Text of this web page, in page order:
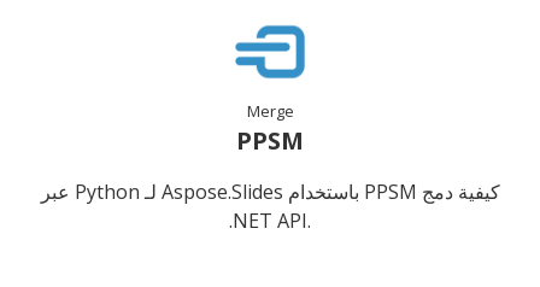
Merge
PPSM
كيفية دمج PPSM باستخدام Aspose.Slides لـ Python عبر
.NET API.